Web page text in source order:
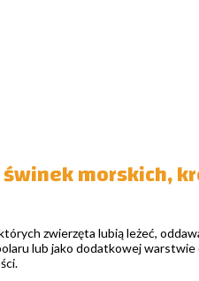
morskich,
zwierzęta lubią leżeć,
lub jako dodatkowej